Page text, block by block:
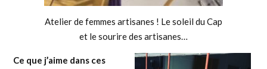
Atelier de femmes artisanes ! Le soleil du Cap
et le sourire des artisanes…
Ce que j’aime dans ces